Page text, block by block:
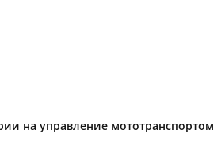
на управление мототранспортом